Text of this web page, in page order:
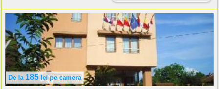
De la 185leipe camera